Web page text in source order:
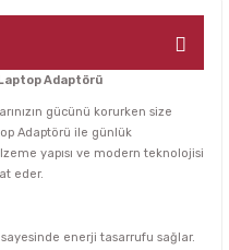
Adaptörü
gücünü korurken size
Adaptörü ile günlük
yapısı ve modern teknolojisi
eder.
enerji tasarrufu sağlar.